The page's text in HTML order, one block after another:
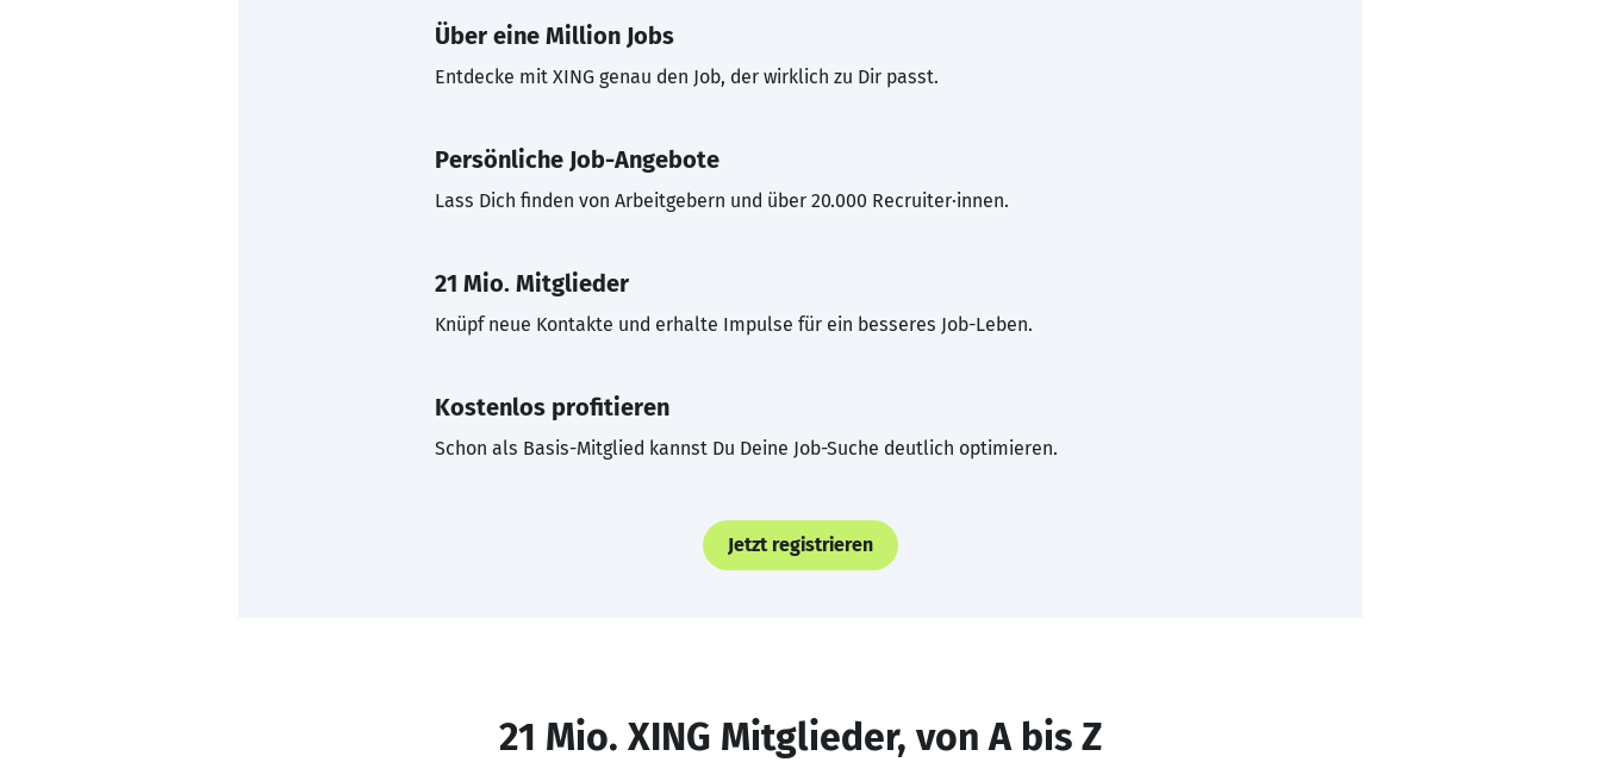
Über eine Million Jobs
Entdecke mit XING genau den Job, der wirklich zu Dir passt.
Persönliche Job-Angebote
Lass Dich finden von Arbeitgebern und über 20.000 Recruiter·innen.
21 Mio. Mitglieder
Knüpf neue Kontakte und erhalte Impulse für ein besseres Job-Leben.
Kostenlos profitieren
Schon als Basis-Mitglied kannst Du Deine Job-Suche deutlich optimieren.
Jetzt registrieren
21 Mio. XING Mitglieder, von A bis Z